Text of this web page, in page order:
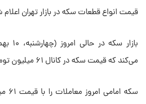
قیمت انواع قطعات سکه در بازار تهران
می‌کند که قیمت سکه در کانال ۶۱ میلیون تومان قرار دارد.